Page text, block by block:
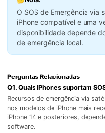
O SOS de Emergência via
iPhone compatível e uma
disponibilidade depende
de emergência local.
Perguntas Relacionadas
Q1. Quais iPhones suportam
Recursos de emergência via
nos modelos de iPhone mais
iPhone 14 e posteriores,
software.